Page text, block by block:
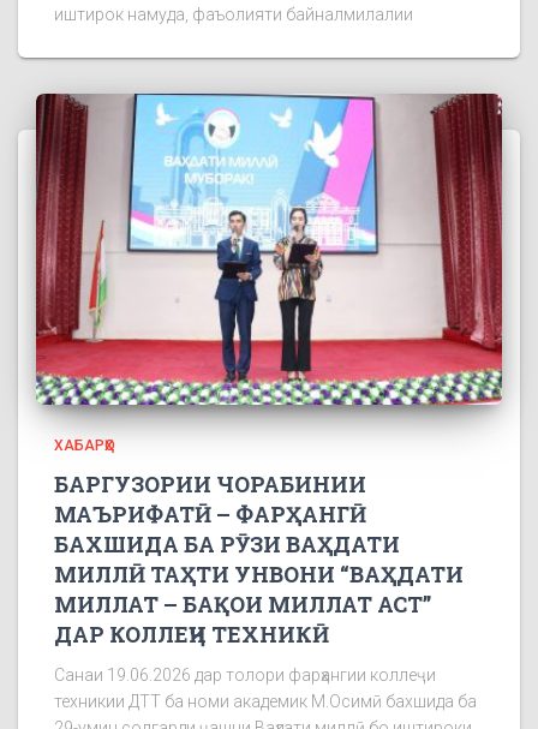
иштирок намуда, фаъолияти байналмилалии
ХАБАРҲО
БАРГУЗОРИИ ЧОРАБИНИИ
МАЪРИФАТӢ – ФАРҲАНГӢ
БАХШИДА БА РӮЗИ ВАҲДАТИ
МИЛЛӢ ТАҲТИ УНВОНИ “ВАҲДАТИ
МИЛЛАТ – БАҚОИ МИЛЛАТ АСТ”
ДАР КОЛЛЕҶИ ТЕХНИКӢ
Санаи 19.06.2026 дар толори фарҳангии коллеҷи
техникии ДТТ ба номи академик М.Осимӣ бахшида ба